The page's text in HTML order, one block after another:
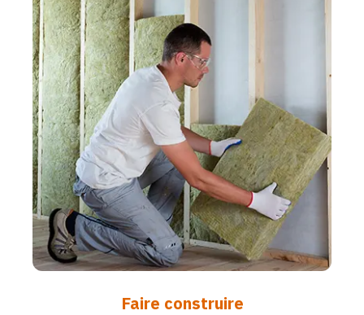
Faire construire